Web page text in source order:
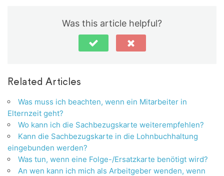
Was this article helpful?
Related Articles
Was muss ich beachten, wenn ein Mitarbeiter in
Elternzeit geht?
Wo kann ich die Sachbezugskarte weiterempfehlen?
Kann die Sachbezugskarte in die Lohnbuchhaltung
eingebunden werden?
Was tun, wenn eine Folge-/Ersatzkarte benötigt wird?
An wen kann ich mich als Arbeitgeber wenden, wenn